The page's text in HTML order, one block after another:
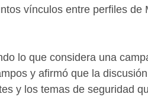
vínculos entre perfiles de
lo que considera una
y afirmó que la
y los temas de seguridad